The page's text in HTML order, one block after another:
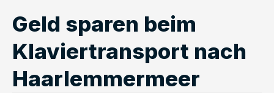
Geld sparen beim
Klaviertransport nach
Haarlemmermeer